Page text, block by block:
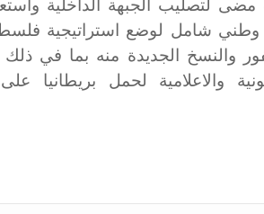
لتصليب الجبهة الداخلية
وطني شامل لوضع استراتيجية
والنسخ الجديدة منه بما في
والاعلامية لحمل بريطانيا